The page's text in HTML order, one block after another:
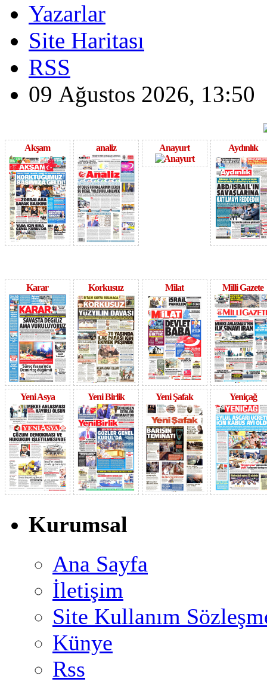
Yazarlar
Site Haritası
RSS
09 Ağustos 2026, 13:50
Akşam analiz Anayurt Aydınlık
Karar Korkusuz Milat Milli Gazete
Yeni Asya Yeni Birlik Yeni Şafak Yeniçağ
Kurumsal
Ana Sayfa
İletişim
Site Kullanım
Künye
Rss